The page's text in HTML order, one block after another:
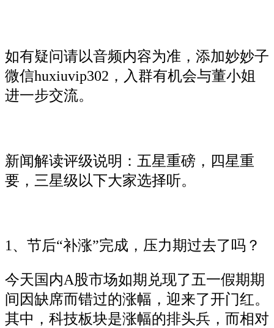
如有疑问请以音频内容为准，添加妙妙子
微信huxiuvip302，入群有机会与董小姐
进一步交流。
新闻解读评级说明：五星重磅，四星重
要，三星级以下大家选择听。
1、节后“补涨”完成，压力期过去了吗？
今天国内A股市场如期兑现了五一假期期
间因缺席而错过的涨幅，迎来了开门红。
其中，科技板块是涨幅的排头兵，而相对